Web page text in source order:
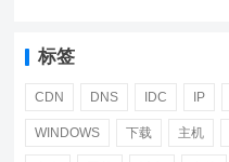
标签
CDN DNS IDC IP
WINDOWS 下载 主机